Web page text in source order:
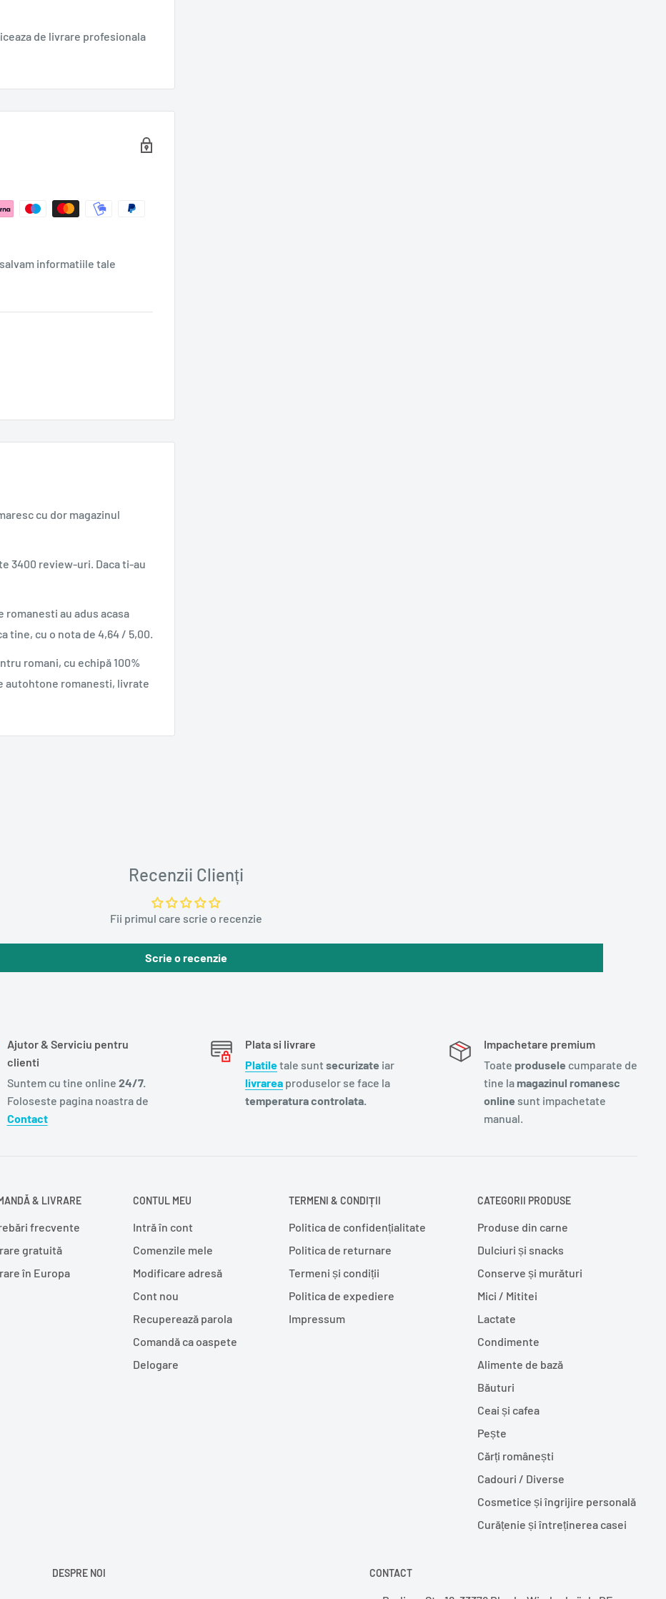
dulciurile. Kilogramele în
slăbi definitiv!
de livrare profesionala
informatiile tale
cu dor magazinul
3400 review-uri. Daca ti-au
romanesti au adus acasa
tine, cu o nota de 4,64 / 5,00.
romani, cu echipă 100%
autohtone romanesti, livrate
Recenzii Clienți
Fii primul care scrie o recenzie
Scrie o recenzie
Ajutor & Serviciu pentru
clienti
Suntem cu tine online 24/7.
Foloseste pagina noastra de
Contact
Plata si livrare
Platiletale sunt securizate iar
livrarea produselor se face la
temperatura controlata.
Impachetare premium
Toate produsele cumparate de
tine lamagazinul romanesc
online sunt impachetate
manual.
& LIVRARE
frecvente
gratuită
în Europa
CONTUL MEU
Intră în cont
Comenzile mele
Modificare adresă
Cont nou
Recuperează parola
Comandă ca oaspete
Delogare
TERMENI & CONDIȚII
Politica de confidențialitate
Politica de returnare
Termeni și condiții
Politica de expediere
Impressum
CATEGORII PRODUSE
Produse din carne
Dulciuri și snacks
Conserve și murături
Mici / Mititei
Lactate
Condimente
Alimente de bază
Băuturi
Ceai și cafea
Pește
Cărți românești
Cadouri / Diverse
Cosmetice și îngrijire personală
Curățenie și întreținerea casei
DESPRE NOI CONTACT